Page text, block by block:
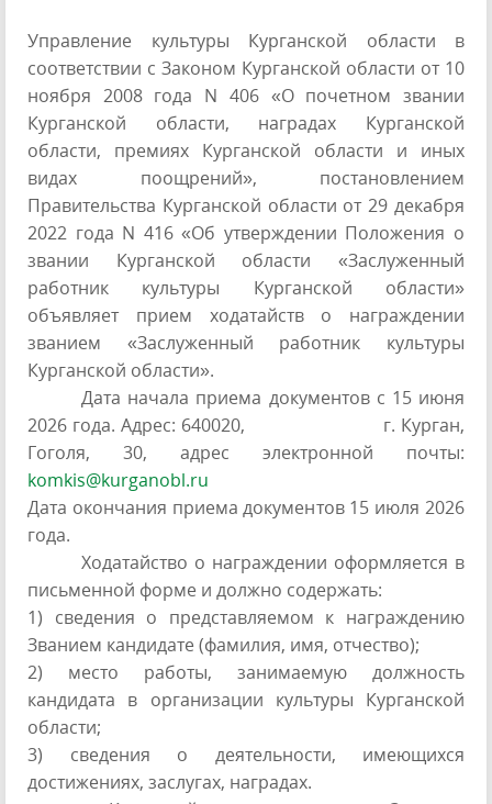
Управление культуры Курганской области в
соответствии с Законом Курганской области от 10
ноября 2008 года N 406 «О почетном звании
Курганской области, наградах Курганской
области, премиях Курганской области и иных
видах поощрений», постановлением
Правительства Курганской области от 29 декабря
2022 года N 416 «Об утверждении Положения о
звании Курганской области «Заслуженный
работник культуры Курганской области»
объявляет прием ходатайств о награждении
званием «Заслуженный работник культуры
Курганской области».
Дата начала приема документов с 15 июня
2026 года. Адрес: 640020, г. Курган,
Гоголя, 30, адрес электронной почты:
komkis@kurganobl.ru
Дата окончания приема документов 15 июля 2026
года.
Ходатайство о награждении оформляется в
письменной форме и должно содержать:
1) сведения о представляемом к награждению
Званием кандидате (фамилия, имя, отчество);
2) место работы, занимаемую должность
кандидата в организации культуры Курганской
области;
3) сведения о деятельности, имеющихся
достижениях, заслугах, наградах.